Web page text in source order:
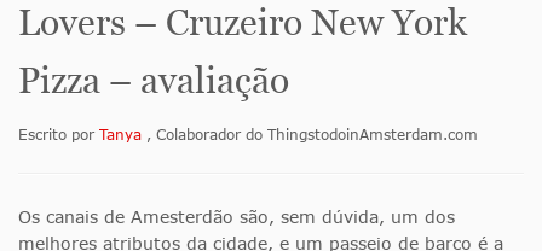
Lovers – Cruzeiro New York
Pizza – avaliação
Escrito por Tanya , Colaborador do ThingstodoinAmsterdam.com
Os canais de Amesterdão são, sem dúvida, um dos
melhores atributos da cidade, e um passeio de barco é a